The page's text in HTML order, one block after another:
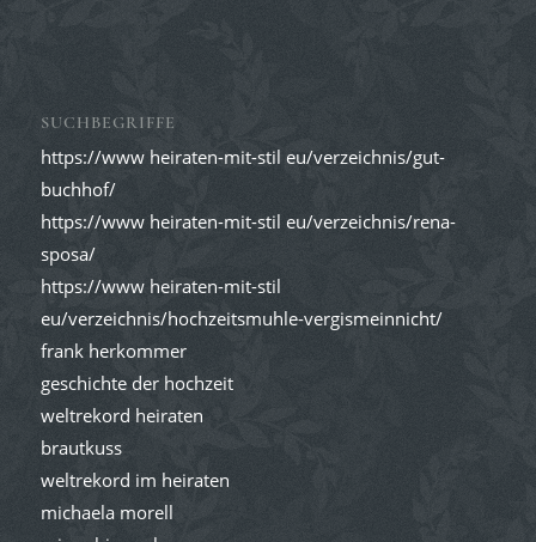
SUCHBEGRIFFE
https://www heiraten-mit-stil eu/verzeichnis/gut-
buchhof/
https://www heiraten-mit-stil eu/verzeichnis/rena-
sposa/
https://www heiraten-mit-stil
eu/verzeichnis/hochzeitsmuhle-vergismeinnicht/
frank herkommer
geschichte der hochzeit
weltrekord heiraten
brautkuss
weltrekord im heiraten
michaela morell